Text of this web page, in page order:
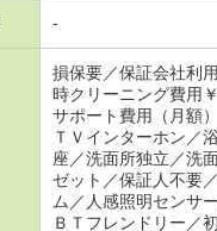
-
損保要／保証会社利
時クリーニング費用
サポート費用（月額
ＴＶインターホン／
座／洗面所独立／洗
ゼット／保証人不要
ム／人感照明センサ
ＢＴフレンドリー／